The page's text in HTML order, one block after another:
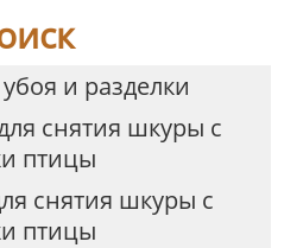
и разделки
снятия шкуры с
птицы
снятия шкуры с
птицы